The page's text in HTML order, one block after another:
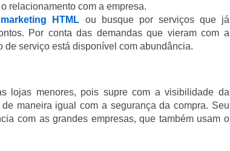
relacionamento com a empresa.
HTML ou busque por serviços que já
Por conta das demandas que vieram com a
de serviço está disponível com abundância.
lojas menores, pois supre com a visibilidade da
maneira igual com a segurança da compra. Seu
com as grandes empresas, que também usam o